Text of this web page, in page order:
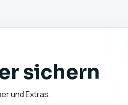
sichern
und Extras.